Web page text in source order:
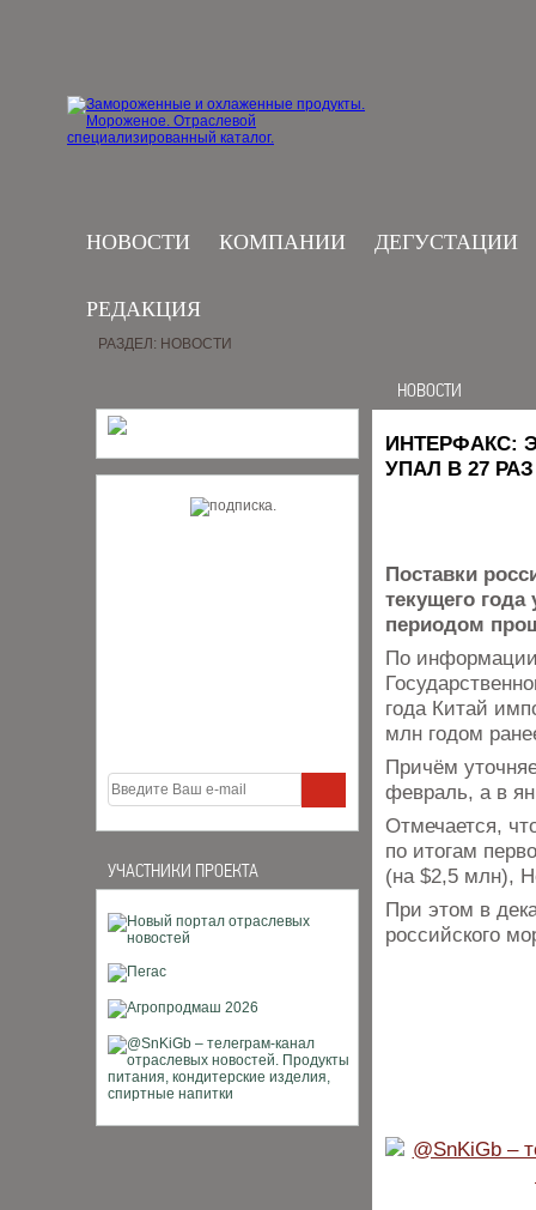
НОВОСТИ КОМПАНИИ ДЕГУСТАЦИИ
РЕДАКЦИЯ
УЧАСТНИКИ ПРОЕКТА
РАЗДЕЛ: НОВОСТИ
НОВОСТИ
ИНТЕРФАКС:
УПАЛ В 27
Поставки
текущего
периодом
По
года Китай
млн годом
Причём
февраль, а в
Отмечается,
по итогам
(на $2,5 млн),
При этом в
российского